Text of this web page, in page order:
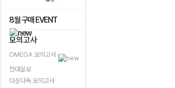
8월 구매 EVENT
모의고사
OMEGA 모의고사
전대실모
다상다독 모의고사